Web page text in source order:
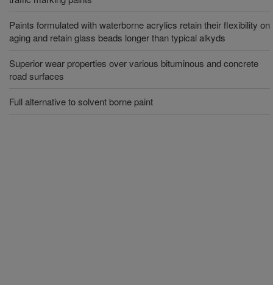
Paints formulated with waterborne acrylics retain their flexibility on
aging and retain glass beads longer than typical alkyds
Superior wear properties over various bituminous and concrete
road surfaces
Full alternative to solvent borne paint